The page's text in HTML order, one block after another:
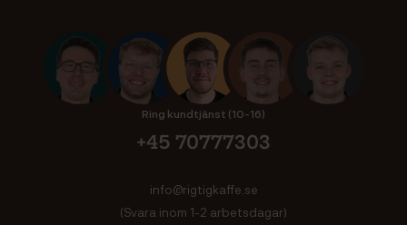
Ring kundtjänst (10-16)
+45 70777303
info@rigtigkaffe.se
(Svara inom 1-2 arbetsdagar)